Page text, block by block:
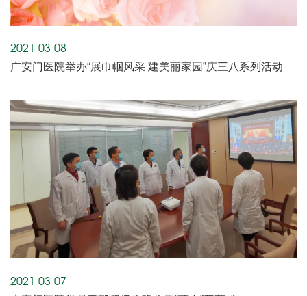
2021-03-08
广安门医院举办“展巾帼风采 建美丽家园”庆三八系列活动
2021-03-07